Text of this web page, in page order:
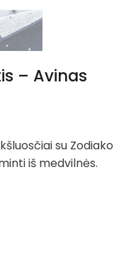
– Avinas
su Zodiako
iš medvilnės.